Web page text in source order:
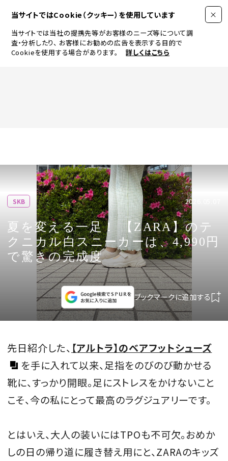
当サイトではCookie（クッキー）を使用しています
当サイトでは当社の提携先等がお客様のニーズ等について調
査・分析したり、 お客様にお勧めの広告を表示する目的で
Cookieを使用する場合があります。
詳しくはこちら
JEWELRY & WATCH
LIFESTYLE
CULTURE
CELEBRITY
COLLECTION
FORTUNE
SDGs
SKB 2026.05.07
夏を変える一足！ 【ZARA】のテ
クニカル白スニーカーは、4,990円
で驚きの完成度
ブックマークに追加する
先日紹介した、 【アルトラ】のベアフットシューズ
を手に入れて以来、足指をのびのび動かせる
靴に、すっかり開眼。足にストレスをかけないこと
こそ、今の私にとって最高のラグジュアリーです。
とはいえ、大人の装いにはTPOも不可欠。おめか
しの日の帰り道に履き替え用にと、ZARAのキッズ